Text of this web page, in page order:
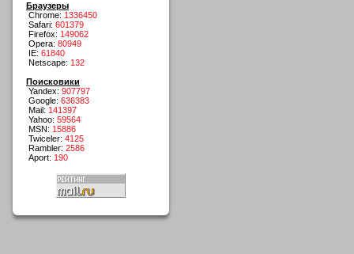
Браузеры
Chrome: 1336450
Safari: 601379
Firefox: 149062
Opera: 80949
IE: 61840
Netscape: 132
Поисковики
Yandex: 907797
Google: 636383
Mail: 141397
Yahoo: 59564
MSN: 15886
Twiceler: 4125
Rambler: 2586
Aport: 190